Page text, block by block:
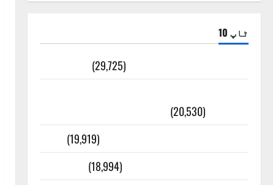
ٹاپ 10
(29,725)
(20,530)
(19,919)
(18,994)